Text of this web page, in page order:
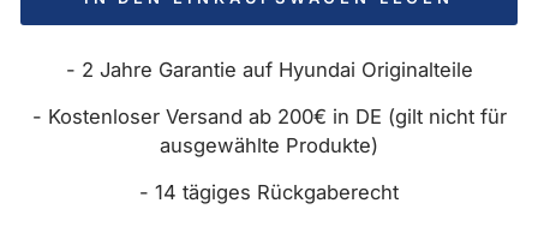
- 2 Jahre Garantie auf Hyundai Originalteile
- Kostenloser Versand ab 200€ in DE (gilt nicht für
ausgewählte Produkte)
- 14 tägiges Rückgaberecht